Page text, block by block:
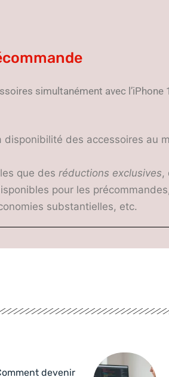
simultanément avec l’iPhone
des accessoires au
que des réductions exclusives,
pour les
substantielles, etc.
devenir